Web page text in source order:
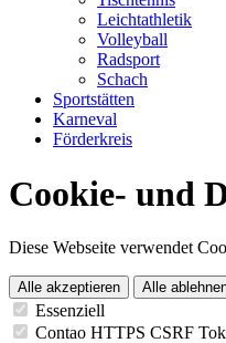
Leichtathletik
Volleyball
Radsport
Schach
Sportstätten
Karneval
Förderkreis
Cookie- und
Diese Webseite verwendet
Alle akzeptieren Alle
Essenziell
Contao HTTPS CSRF